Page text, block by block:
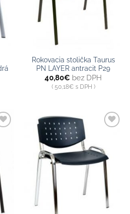
Rokovacia stolička Taurus
PN LAYER antracit P29
40,80€ bez DPH
50,18€ s DPH